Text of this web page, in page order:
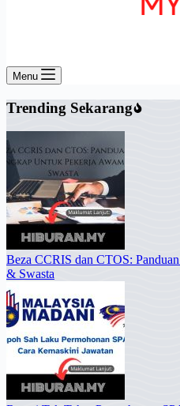
Menu
Trending Sekarang
Beza CCRIS dan CTOS:
& Swasta